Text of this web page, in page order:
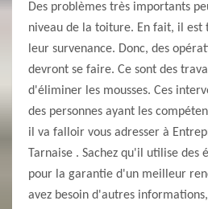
Des problèmes très importants
niveau de la toiture. En fait, il est
leur survenance. Donc, des
devront se faire. Ce sont des
d'éliminer les mousses. Ces
des personnes ayant les
il va falloir vous adresser à
Tarnaise . Sachez qu'il utilise
pour la garantie d'un meilleur
avez besoin d'autres